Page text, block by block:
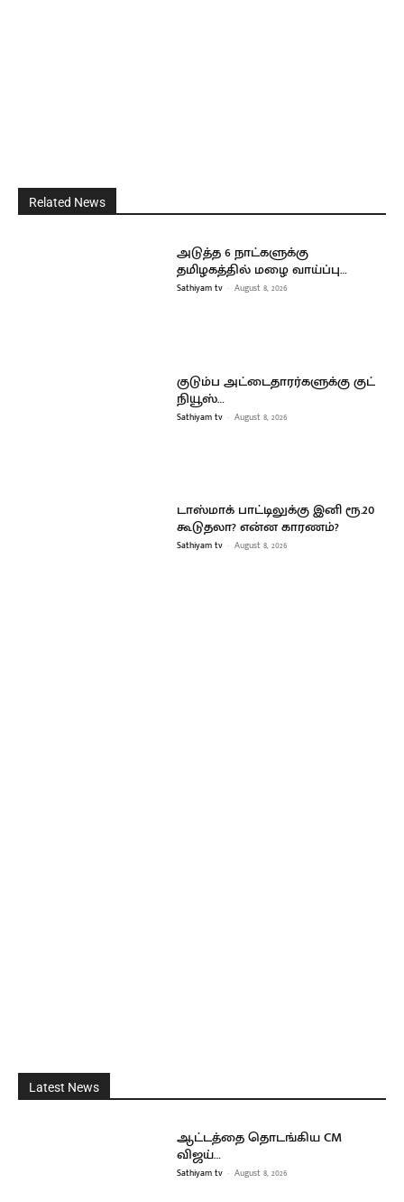
Related News
அடுத்த 6 நாட்களுக்கு
தமிழகத்தில் மழை வாய்ப்பு…
Sathiyam tv - August 8, 2026
குடும்ப அட்டைதாரர்களுக்கு குட்
நியூஸ்…
Sathiyam tv - August 8, 2026
டாஸ்மாக் பாட்டிலுக்கு இனி ரூ.20
கூடுதலா? என்ன காரணம்?
Sathiyam tv - August 8, 2026
Latest News
ஆட்டத்தை தொடங்கிய CM
விஜய்…
Sathiyam tv - August 8, 2026